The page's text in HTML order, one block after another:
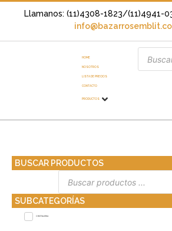
Llamanos: (11)4308-1823/(11)4941-
HOME
NOSOTROS
LISTA DE PRECIOS
CONTACTO
PRODUCTOS
BUSCAR PRODUCTOS
SUBCATEGORÍAS
CRISTALERIA